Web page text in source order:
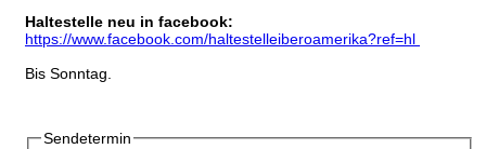
Haltestelle neu in facebook:
https://www.facebook.com/haltestelleiberoamerika?ref=hl
Bis Sonntag.
Sendetermin